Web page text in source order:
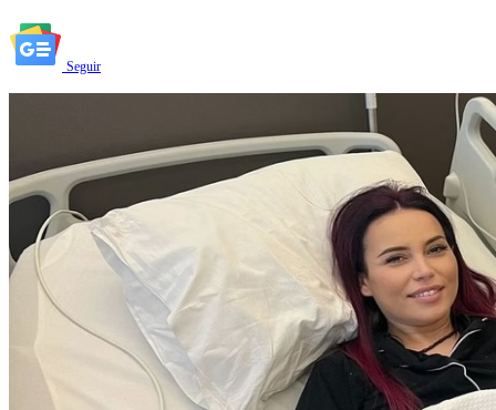
Seguir